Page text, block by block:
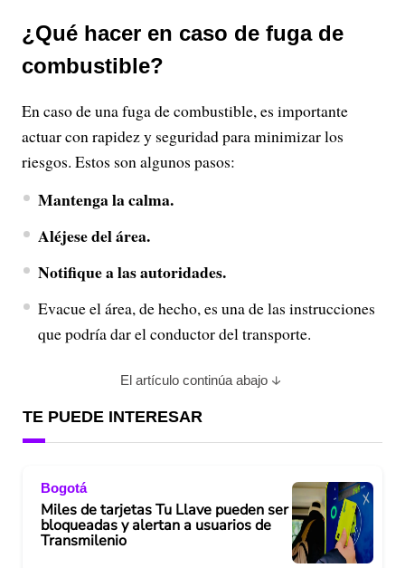
¿Qué hacer en caso de fuga de
combustible?
En caso de una fuga de combustible, es importante
actuar con rapidez y seguridad para minimizar los
riesgos. Estos son algunos pasos:
Mantenga la calma.
Aléjese del área.
Notifique a las autoridades.
Evacue el área, de hecho, es una de las instrucciones
que podría dar el conductor del transporte.
El artículo continúa abajo
TE PUEDE INTERESAR
Bogotá
Miles de tarjetas Tu Llave pueden ser
bloqueadas y alertan a usuarios de
Transmilenio